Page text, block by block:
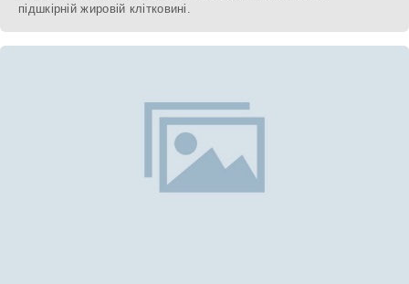
підшкірній жировій клітковині.